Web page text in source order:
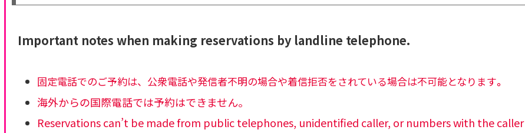
Important notes when making reservations by landline telephone.
固定電話でのご予約は、公衆電話や発信者不明の場合や着信拒否をされている場合は不可能となります。
海外からの国際電話では予約はできません。
Reservations can’t be made from public telephones, unidentified caller, or numbers with the caller